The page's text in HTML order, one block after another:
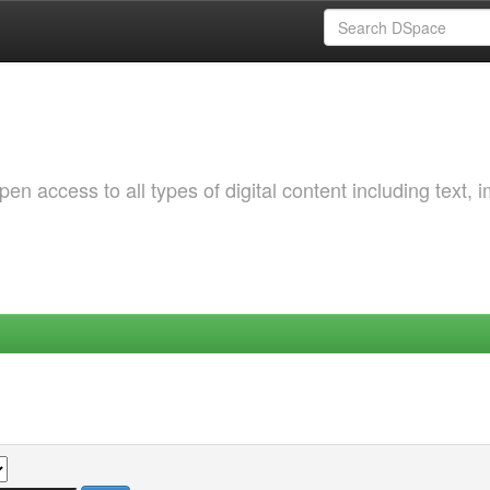
access to all types of digital content including text,